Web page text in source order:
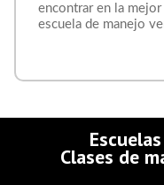
encontrar en la mejor
escuela de manejo
Clases de